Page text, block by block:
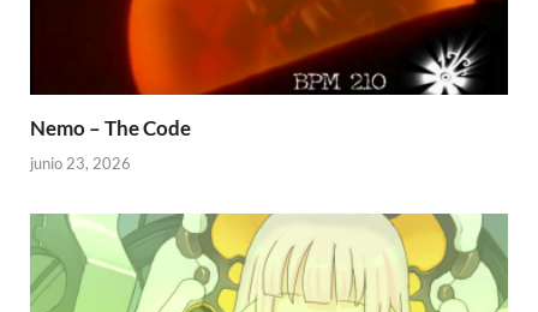
Nemo – The Code
junio 23, 2026